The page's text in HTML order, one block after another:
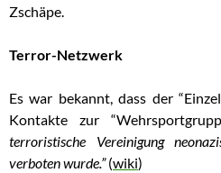
Zschäpe.
Terror-Netzwerk
Es war bekannt, dass der
Kontakte zur
terroristische Vereinigung
verboten wurde.”(wiki)